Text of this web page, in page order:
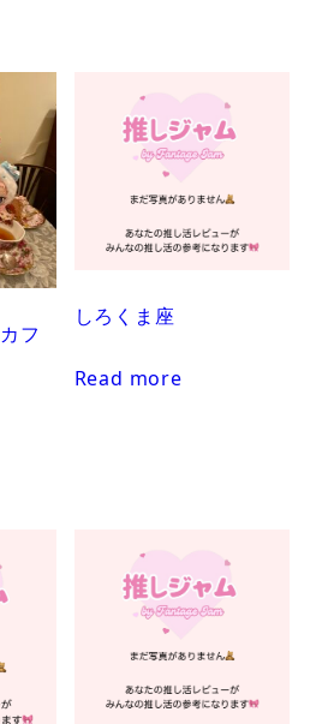
フ
しろくま座
Read more